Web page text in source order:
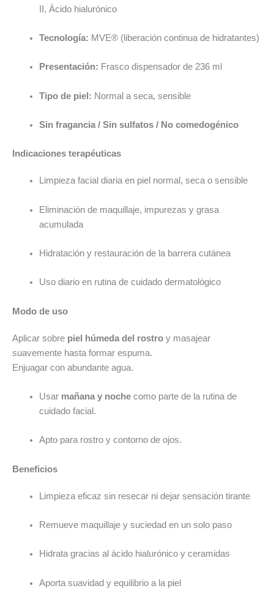
II, Ácido hialurónico
Tecnología: MVE® (liberación continua de hidratantes)
Presentación: Frasco dispensador de 236 ml
Tipo de piel: Normal a seca, sensible
Sin fragancia / Sin sulfatos / No comedogénico
Indicaciones terapéuticas
Limpieza facial diaria en piel normal, seca o sensible
Eliminación de maquillaje, impurezas y grasa
acumulada
Hidratación y restauración de la barrera cutánea
Uso diario en rutina de cuidado dermatológico
Modo de uso
Aplicar sobre piel húmeda del rostro y masajear
suavemente hasta formar espuma.
Enjuagar con abundante agua.
Usar mañana y nochecomo parte de la rutina de
cuidado facial.
Apto para rostro y contorno de ojos.
Beneficios
Limpieza eficaz sin resecar ni dejar sensación tirante
Remueve maquillaje y suciedad en un solo paso
Hidrata gracias al ácido hialurónico y ceramidas
Aporta suavidad y equilibrio a la piel